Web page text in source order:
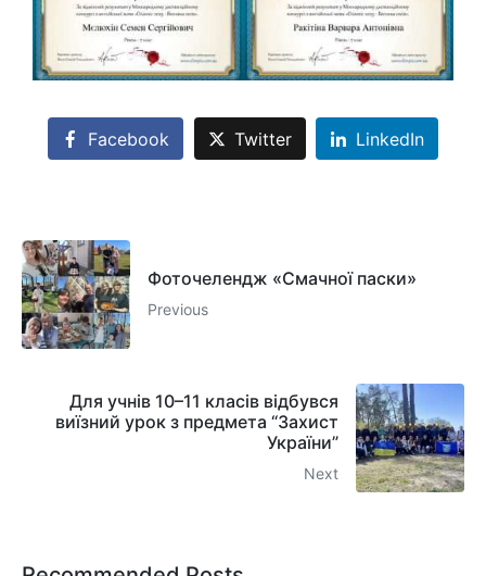
Facebook Twitter LinkedIn
Фоточелендж «Смачної паски»
Previous
Для учнів 10–11 класів відбувся
виїзний урок з предмета “Захист
України”
Next